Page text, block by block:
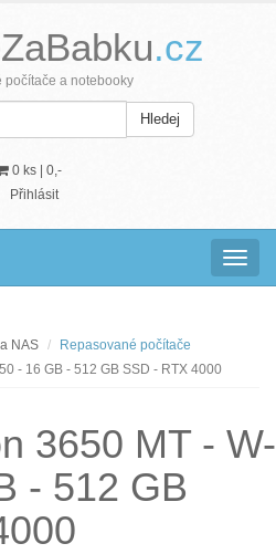
.cz
počítače a notebooky
Hledej
0 ks | 0,-
Přihlásit
NAS
Repasované počítače
- 16 GB - 512 GB SSD - RTX 4000
3650 MT - W-
- 512 GB